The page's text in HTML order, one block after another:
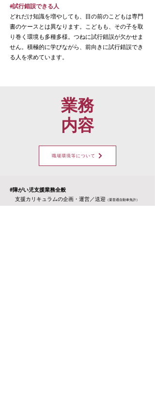
#試行錯誤できる人
どれだけ知識を増やしても、目の前のこどもは専門
書のケースとは異なります。こどもも、その子を取
り巻く環境も多種多様。つねに試行錯誤が欠かせま
せん。積極的に学びながら、前向きに試行錯誤でき
る人を求めています。
業務
​内容
職場環境等について
#障がい児支援業務全般
支援カリキュラムの企画・運営／送迎 （要普通自動車免許）